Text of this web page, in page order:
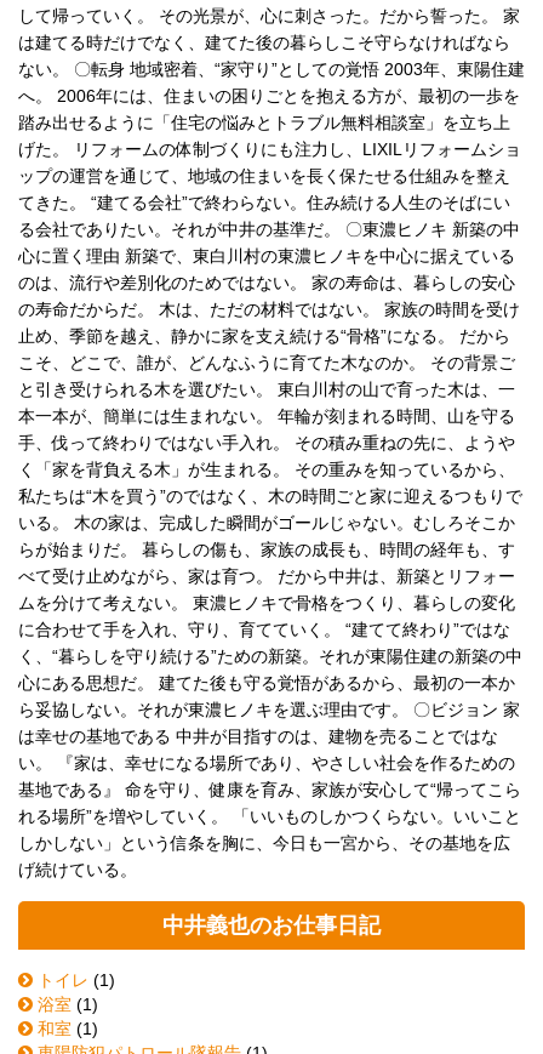
して帰っていく。 その光景が、心に刺さった。だから誓った。 家
は建てる時だけでなく、建てた後の暮らしこそ守らなければなら
ない。 〇転身 地域密着、“家守り”としての覚悟 2003年、東陽住建
へ。 2006年には、住まいの困りごとを抱える方が、最初の一歩を
踏み出せるように「住宅の悩みとトラブル無料相談室」を立ち上
げた。 リフォームの体制づくりにも注力し、LIXILリフォームショ
ップの運営を通じて、地域の住まいを長く保たせる仕組みを整え
てきた。 “建てる会社”で終わらない。住み続ける人生のそばにい
る会社でありたい。それが中井の基準だ。 〇東濃ヒノキ 新築の中
心に置く理由 新築で、東白川村の東濃ヒノキを中心に据えている
のは、流行や差別化のためではない。 家の寿命は、暮らしの安心
の寿命だからだ。 木は、ただの材料ではない。 家族の時間を受け
止め、季節を越え、静かに家を支え続ける“骨格”になる。 だから
こそ、どこで、誰が、どんなふうに育てた木なのか。 その背景ご
と引き受けられる木を選びたい。 東白川村の山で育った木は、一
本一本が、簡単には生まれない。 年輪が刻まれる時間、山を守る
手、伐って終わりではない手入れ。 その積み重ねの先に、ようや
く「家を背負える木」が生まれる。 その重みを知っているから、
私たちは“木を買う”のではなく、木の時間ごと家に迎えるつもりで
いる。 木の家は、完成した瞬間がゴールじゃない。むしろそこか
らが始まりだ。 暮らしの傷も、家族の成長も、時間の経年も、す
べて受け止めながら、家は育つ。 だから中井は、新築とリフォー
ムを分けて考えない。 東濃ヒノキで骨格をつくり、暮らしの変化
に合わせて手を入れ、守り、育てていく。 “建てて終わり”ではな
く、“暮らしを守り続ける”ための新築。それが東陽住建の新築の中
心にある思想だ。 建てた後も守る覚悟があるから、最初の一本か
ら妥協しない。それが東濃ヒノキを選ぶ理由です。 〇ビジョン 家
は幸せの基地である 中井が目指すのは、建物を売ることではな
い。 『家は、幸せになる場所であり、やさしい社会を作るための
基地である』 命を守り、健康を育み、家族が安心して“帰ってこら
れる場所”を増やしていく。 「いいものしかつくらない。いいこと
しかしない」という信条を胸に、今日も一宮から、その基地を広
げ続けている。
中井義也のお仕事日記
トイレ (1)
浴室 (1)
和室 (1)